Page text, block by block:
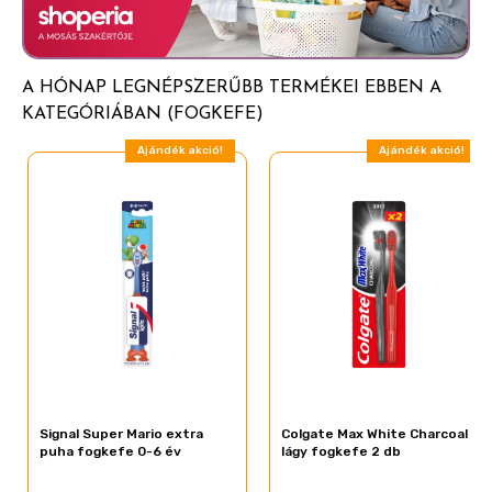
· A változatos SZÍNEK és MESEFIGURÁK minden
fogmosást szórakoztató élménnyé varázsolnak
· A MAKULÁTLAN TISZTASÁG az ORAL-B-nél
kezdődik, mely a Magyar Fogorvosok Egyesületének
A HÓNAP LEGNÉPSZERŰBB TERMÉKEI EBBEN A
KATEGÓRIÁBAN (FOGKEFE)
Ajándék akció!
Signal Super Mario extra
puha fogkefe 0-6 év
Ajándék akció!
Colgate Max White Charcoal
lágy fogkefe 2 db